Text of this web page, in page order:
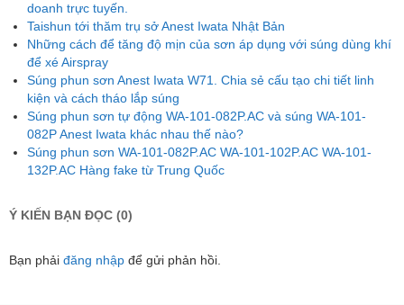
doanh trực tuyến.
Taishun tới thăm trụ sở Anest Iwata Nhật Bản
Những cách để tăng độ mịn của sơn áp dụng với súng dùng khí
để xé Airspray
Súng phun sơn Anest Iwata W71. Chia sẻ cấu tạo chi tiết linh
kiện và cách tháo lắp súng
Súng phun sơn tự động WA-101-082P.AC và súng WA-101-
082P Anest Iwata khác nhau thế nào?
Súng phun sơn WA-101-082P.AC WA-101-102P.AC WA-101-
132P.AC Hàng fake từ Trung Quốc
Ý KIẾN BẠN ĐỌC (0)
Bạn phải đăng nhập để gửi phản hồi.